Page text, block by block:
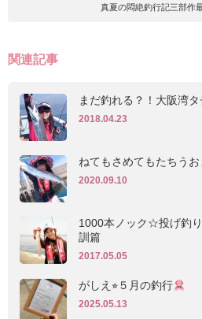
真夏の悶絶釣行記三部作
関連記事
まだ釣れる？！大阪湾
2018.04.23
ねてもさめてもたちう
2020.09.10
1000本ノック☆投げ釣
訓篇
2017.05.05
がしえ⭐︎５月の釣行
2025.05.13